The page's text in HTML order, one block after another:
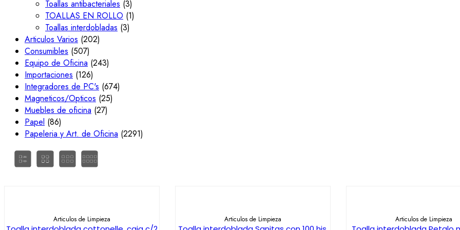
Toallas antibacteriales (3)
TOALLAS EN ROLLO (1)
Toallas interdobladas (3)
Articulos Varios (202)
Consumibles (507)
Equipo de Oficina (243)
Importaciones (126)
Integradores de PC's (674)
Magneticos/Opticos (25)
Muebles de oficina (27)
Papel (86)
Papeleria y Art. de Oficina (2291)
Articulos de Limpieza Articulos de Limpieza Articulos de Limpieza